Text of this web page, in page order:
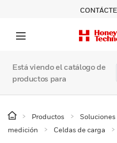
Está viendo el catálogo de
productos para
Productos
medición
Celdas de carga